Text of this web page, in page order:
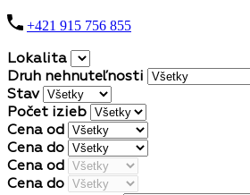
+421 915 756 855
Lokalita
Druh nehnuteľnosti
Stav
Počet izieb
Cena od
Cena do
Cena od
Cena do